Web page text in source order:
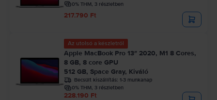
0% THM, 3 részletben
217.790 Ft
Az utolsó a készletről
Apple MacBook Pro 13″ 2020, M1 8 Cores,
8 GB, 8 core GPU
512 GB, Space Gray, Kiváló
Becsült kiszállítás: 1-3 munkanap
0% THM, 3 részletben
228.190 Ft